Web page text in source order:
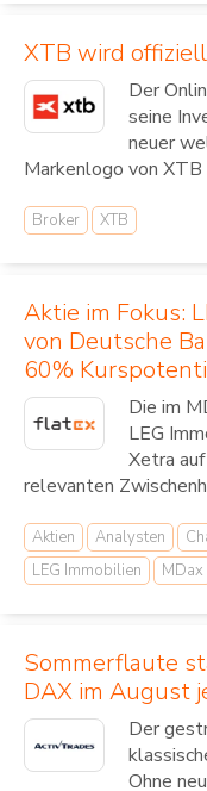
XTB wird
Der
seine
neuer
Markenlogo von XTB
Broker XTB
Aktie im Fokus:
von Deutsche
60%
Die im
LEG
Xetra
relevanten
Aktien Analysten
LEG Immobilien
MDax
Sommerflaute
DAX im August
Der
Ohne